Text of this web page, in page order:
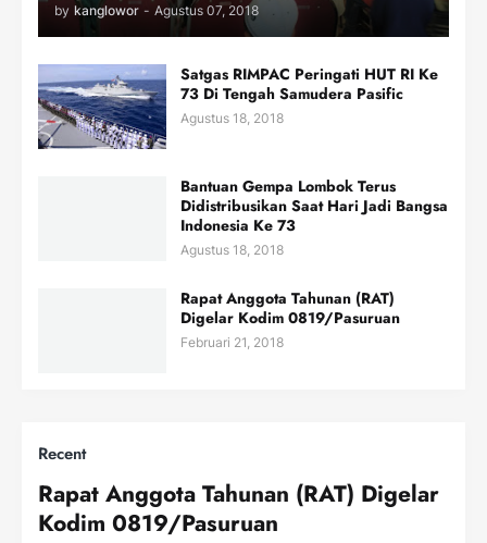
by kanglowor - Agustus 07, 2018
Satgas RIMPAC Peringati HUT RI Ke
73 Di Tengah Samudera Pasific
Agustus 18, 2018
Bantuan Gempa Lombok Terus
Didistribusikan Saat Hari Jadi Bangsa
Indonesia Ke 73
Agustus 18, 2018
Rapat Anggota Tahunan (RAT)
Digelar Kodim 0819/Pasuruan
Februari 21, 2018
Recent
Rapat Anggota Tahunan (RAT) Digelar
Kodim 0819/Pasuruan